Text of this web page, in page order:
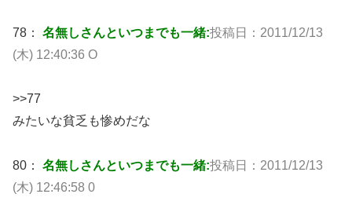
78： 名無しさんといつまでも一緒:投稿日：2011/12/13
(木) 12:40:36 O
>>77
みたいな貧乏も惨めだな
80： 名無しさんといつまでも一緒:投稿日：2011/12/13
(木) 12:46:58 0